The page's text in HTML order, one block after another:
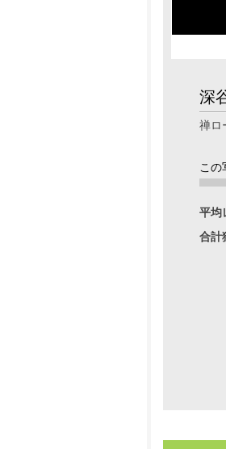
深
禅
この
平均
合計